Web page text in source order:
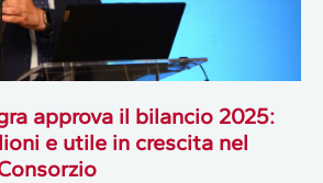
approva il bilancio 2025:
e utile in crescita nel